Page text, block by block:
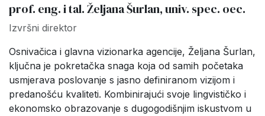
prof. eng. i tal. Željana Šurlan, univ. spec. oec.
Izvršni direktor
Osnivačica i glavna vizionarka agencije, Željana Šurlan,
ključna je pokretačka snaga koja od samih početaka
usmjerava poslovanje s jasno definiranom vizijom i
predanošću kvaliteti. Kombinirajući svoje lingvističko i
ekonomsko obrazovanje s dugogodišnjim iskustvom u